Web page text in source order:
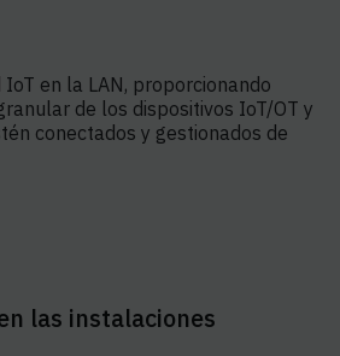
en la LAN, proporcionando
de los dispositivos IoT/OT y
conectados y gestionados de
las instalaciones